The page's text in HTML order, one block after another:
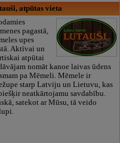
atpūtas vieta
pagastā,
upes
Aktīvai un
atpūtai
nomāt kanoe laivas ūdens
pa Mēmeli. Mēmele ir
starp Latviju un Lietuvu, kas
neatkārtojamu savdabību.
satekot ar Mūsu, tā veido